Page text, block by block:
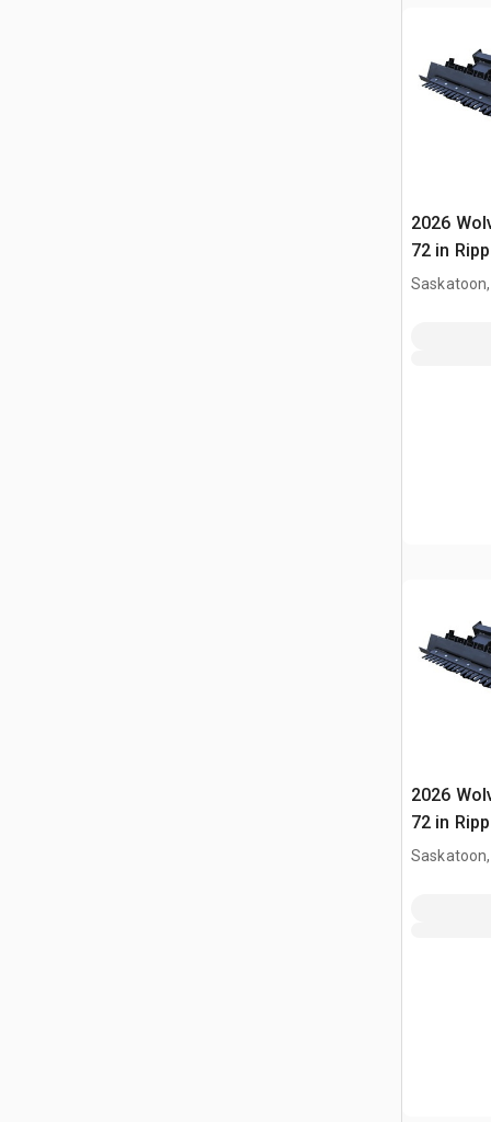
2026
72 in
(Unused)
Saskatoon,
2026
72 in
(Unused)
Saskatoon,